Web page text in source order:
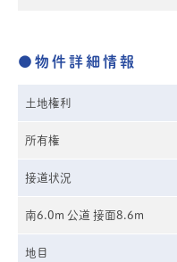
●物件詳細情報
土地権利
所有権
接道状況
南6.0m 公道 接面8.6m
地目